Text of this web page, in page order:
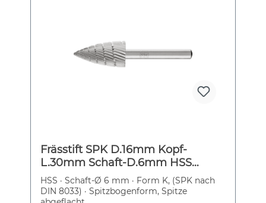
Frässtift SPK D.16mm Kopf-
L.30mm Schaft-D.6mm HSS
Verz.3 PFERD
HSS · Schaft-Ø 6 mm · Form K, (SPK nach
DIN 8033) · Spitzbogenform, Spitze